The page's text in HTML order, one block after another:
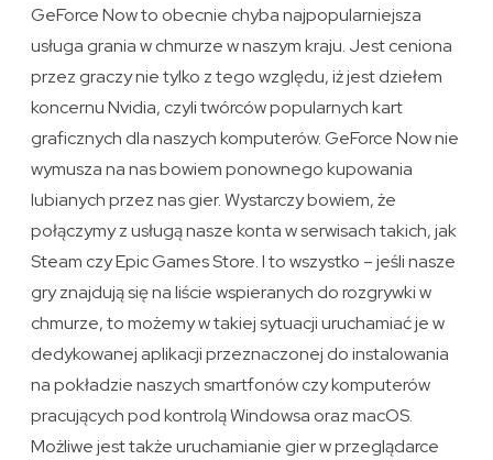
GeForce Now to obecnie chyba najpopularniejsza
usługa grania w chmurze w naszym kraju. Jest ceniona
przez graczy nie tylko z tego względu, iż jest dziełem
koncernu Nvidia, czyli twórców popularnych kart
graficznych dla naszych komputerów. GeForce Now nie
wymusza na nas bowiem ponownego kupowania
lubianych przez nas gier. Wystarczy bowiem, że
połączymy z usługą nasze konta w serwisach takich, jak
Steam czy Epic Games Store. I to wszystko – jeśli nasze
gry znajdują się na liście wspieranych do rozgrywki w
chmurze, to możemy w takiej sytuacji uruchamiać je w
dedykowanej aplikacji przeznaczonej do instalowania
na pokładzie naszych smartfonów czy komputerów
pracujących pod kontrolą Windowsa oraz macOS.
Możliwe jest także uruchamianie gier w przeglądarce